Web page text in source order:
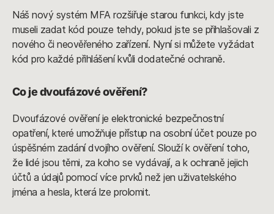
Náš nový systém MFA rozšiřuje starou funkci, kdy jste
museli zadat kód pouze tehdy, pokud jste se přihlašovali z
nového či neověřeného zařízení. Nyní si můžete vyžádat
kód pro každé přihlášení kvůli dodatečné ochraně.
Co je dvoufázové ověření?
Dvoufázové ověření je elektronické bezpečnostní
opatření, které umožňuje přístup na osobní účet pouze po
úspěšném zadání dvojího ověření. Slouží k ověření toho,
že lidé jsou těmi, za koho se vydávají, a k ochraně jejich
účtů a údajů pomocí více prvků než jen uživatelského
jména a hesla, která lze prolomit.